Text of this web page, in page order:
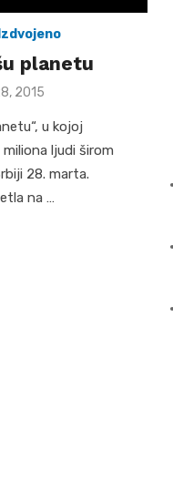
Izdvojeno
planetu
2015
u kojoj
ljudi širom
28. marta.
na …